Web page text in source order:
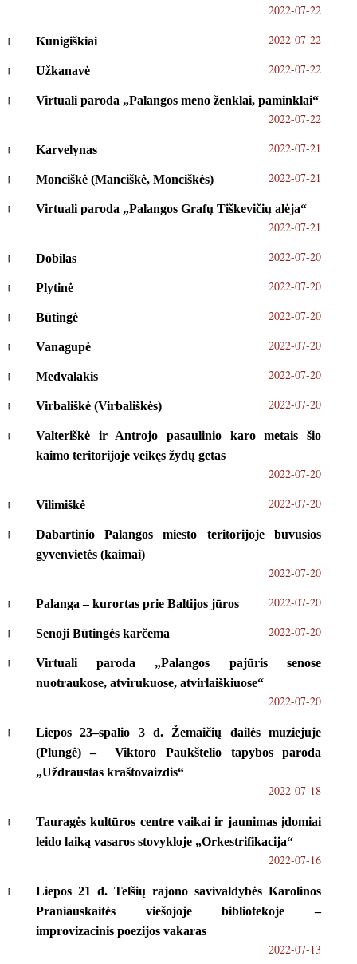
2022-07-22
Kunigiškiai 2022-07-22
Užkanavė 2022-07-22
Virtuali paroda „Palangos meno ženklai, paminklai“
2022-07-22
Karvelynas 2022-07-21
Monciškė (Manciškė, Monciškės) 2022-07-21
Virtuali paroda „Palangos Grafų Tiškevičių alėja“
2022-07-21
Dobilas 2022-07-20
Plytinė 2022-07-20
Būtingė 2022-07-20
Vanagupė 2022-07-20
Medvalakis 2022-07-20
Virbališkė (Virbališkės) 2022-07-20
Valteriškė ir Antrojo pasaulinio karo metais šio
kaimo teritorijoje veikęs žydų getas
2022-07-20
Vilimiškė 2022-07-20
Dabartinio Palangos miesto teritorijoje buvusios
gyvenvietės (kaimai)
2022-07-20
Palanga – kurortas prie Baltijos jūros 2022-07-20
Senoji Būtingės karčema 2022-07-20
Virtuali paroda „Palangos pajūris senose
nuotraukose, atvirukuose, atvirlaiškiuose“
2022-07-20
Liepos 23–spalio 3 d. Žemaičių dailės muziejuje
(Plungė) – Viktoro Paukštelio tapybos paroda
„Uždraustas kraštovaizdis“
2022-07-18
Tauragės kultūros centre vaikai ir jaunimas įdomiai
leido laiką vasaros stovykloje „Orkestrifikacija“
2022-07-16
Liepos 21 d. Telšių rajono savivaldybės Karolinos
Praniauskaitės viešojoje bibliotekoje –
improvizacinis poezijos vakaras
2022-07-13